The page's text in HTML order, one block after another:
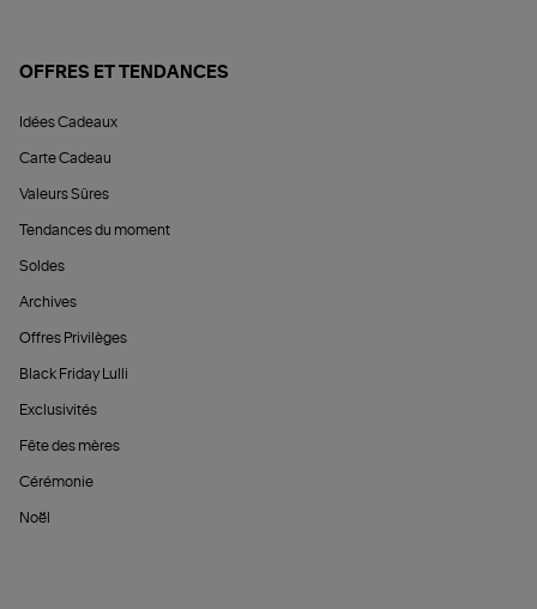
OFFRES ET TENDANCES
Idées Cadeaux
Carte Cadeau
Valeurs Sûres
Tendances du moment
Soldes
Archives
Offres Privilèges
Black Friday Lulli
Exclusivités
Fête des mères
Cérémonie
Noël